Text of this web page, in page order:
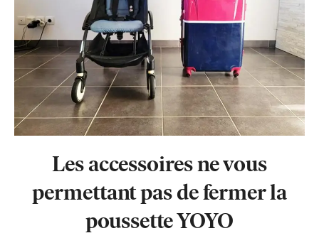
Les accessoiresne vous
permettant pasde fermer la
poussette YOYO